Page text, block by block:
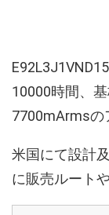
10000時間、
7700mArmsの
米国にて設計
に販売ルート